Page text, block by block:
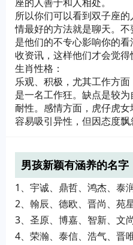
所以你们可以看到双子座
情最好的方法就是聊天。
是他们的不专心影响你的
收资讯，这样他们才会觉得
生肖性格：
乐观、积极，尤其工作方
是一名工作狂。缺点是较
耐性。感情方面，虎仔虎女
容易吸引异性，但因态度飘
男孩新颖有涵养的名字
1、宇诚、鼎哲、鸿杰、泰
2、翰辰、德欧、晋尚、苑
3、圣原、博嘉、智新、文
4、荣瀚、泰信、浩气、晋